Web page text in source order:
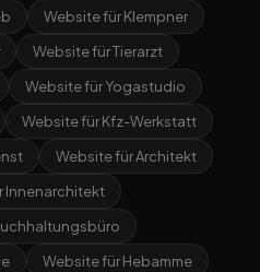
Website für Klempner
Website für Tierarzt
Website für Yogastudio
Website für Kfz-Werkstatt
Website für Architekt
Innenarchitekt
Website für Hebamme